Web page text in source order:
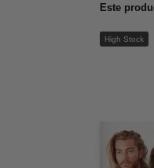
Este
High Stock